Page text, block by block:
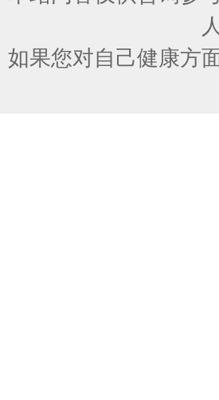
如果您对自己健康方